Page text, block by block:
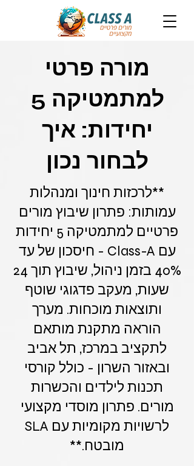
מורה פרטי
למתמטיקה 5
יחידות: איך
לבחור נכון
**לרכזות חינוך ומנהלות
עמותות: פתרון שיבוץ מורים
פרטיים למתמטיקה 5 יחידות
עם Class-A - חיסכון של עד
40% בזמן ניהול, שיבוץ תוך 24
שעות, מעקב פדגוגי שוטף
ותוצאות מוכחות. מערך
הוראה מתקנת מותאם
לתקציב במרכז, תל אביב
ובאזור השרון - כולל קורסי
תכנות לילדים והכשרות
מורים. פתרון מוסדי מקצועי
לרשויות מקומיות עם SLA
מובטח.**